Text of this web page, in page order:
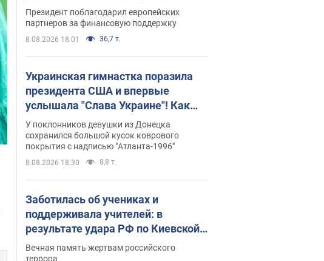
России
Президент поблагодарил европейских
партнеров за финансовую поддержку
8.08.2026 18:01 36,7 т.
Украинская гимнастка поразила
президента США и впервые
услышала "Слава Украине"! Как
сложилась судьба Подкопаевой,
которая 30 лет назад завоевала
"золото" Олимпиады
У поклонников девушки из Донецка
сохранился большой кусок коврового
покрытия с надписью "Атланта-1996"
8.08.2026 18:30 8,8 т.
Заботилась об учениках и
поддерживала учителей: в
результате удара РФ по Киевской
области погибли директор
киевского лицея, её муж и внук
Вечная память жертвам российского
террора